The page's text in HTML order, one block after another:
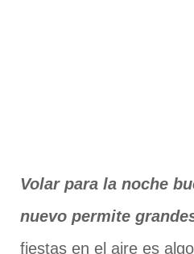
Volar para la noche
nuevo permite
fiestas en el aire es